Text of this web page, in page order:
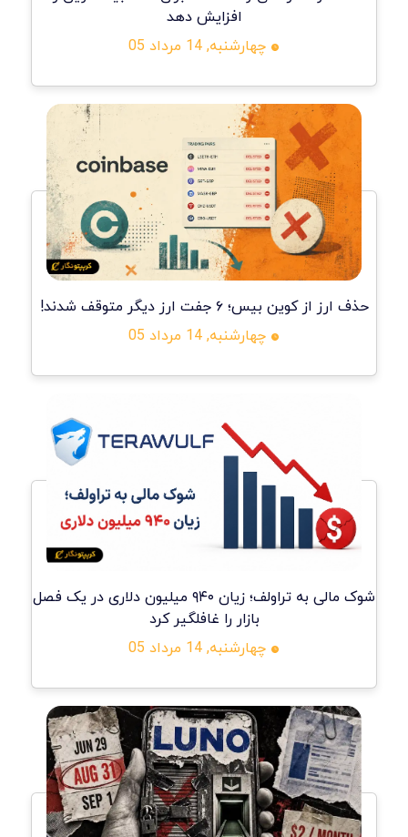
افزایش دهد
چهارشنبه, 14 مرداد 05
حذف ارز از کوین بیس؛ ۶ جفت ارز دیگر متوقف شدند!
چهارشنبه, 14 مرداد 05
شوک مالی به تراولف؛ زیان ۹۴۰ میلیون دلاری در یک فصل
بازار را غافلگیر کرد
چهارشنبه, 14 مرداد 05